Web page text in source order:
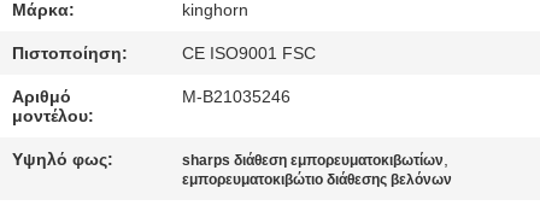
ΕΠΑΦΉ
ΜΕ
Μάρκα: kinghorn
Πιστοποίηση: CE ISO9001 FSC
Αριθμό
μοντέλου:
Μ-B21035246
Υψηλό φως: sharps διάθεση εμπορευματοκιβωτίων,
εμπορευματοκιβώτιο διάθεσης βελόνων